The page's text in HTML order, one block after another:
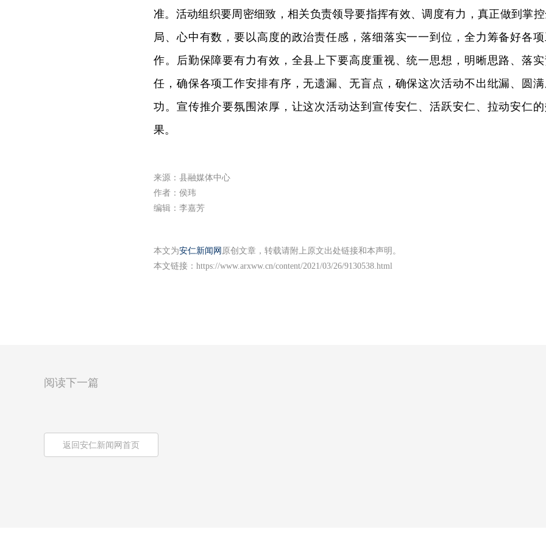
准。活动组织要周密细致，相关负责领导要指挥有效、调度有力，真正做到掌
局、心中有数，要以高度的政治责任感，落细落实一一到位，全力筹备好各项
作。后勤保障要有力有效，全县上下要高度重视、统一思想，明晰思路、落
任，确保各项工作安排有序，无遗漏、无盲点，确保这次活动不出纰漏、圆
功。宣传推介要氛围浓厚，让这次活动达到宣传安仁、活跃安仁、拉动安仁的
果。
来源：县融媒体中心
作者：侯玮
编辑：李嘉芳
本文为安仁新闻网 原创文章，转载请附上原文出处链接和本声明。
本文链接： https://www.arxww.cn/content/2021/03/26/9130538.html
阅读下一篇
返回安仁新闻网首页